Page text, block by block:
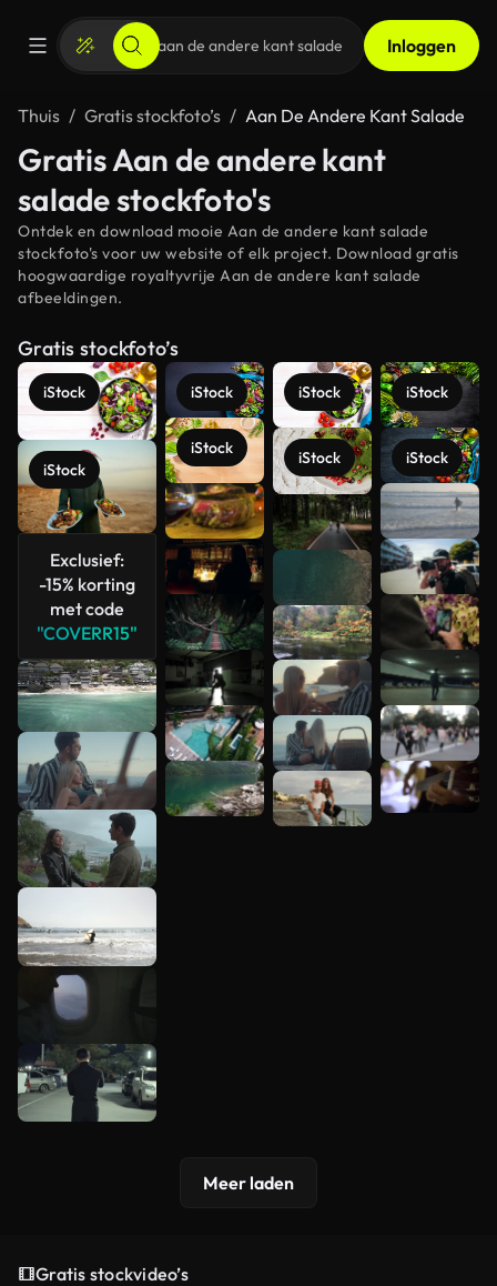
Inloggen
Thuis Gratis stockfoto’s Aan De Andere Kant Salade
Gratis Aan de andere kant
salade stockfoto's
Ontdek en download mooie Aan de andere kant salade
stockfoto's voor uw website of elk project. Download gratis
hoogwaardige royaltyvrije Aan de andere kant salade
afbeeldingen.
Gratis stockfoto’s
iStock
iStock
Exclusief:
-15% korting
met code
"COVERR15"
iStock
iStock
iStock
iStock
iStock
iStock
Meer
bekijken
Meer laden
Gratis stockvideo’s